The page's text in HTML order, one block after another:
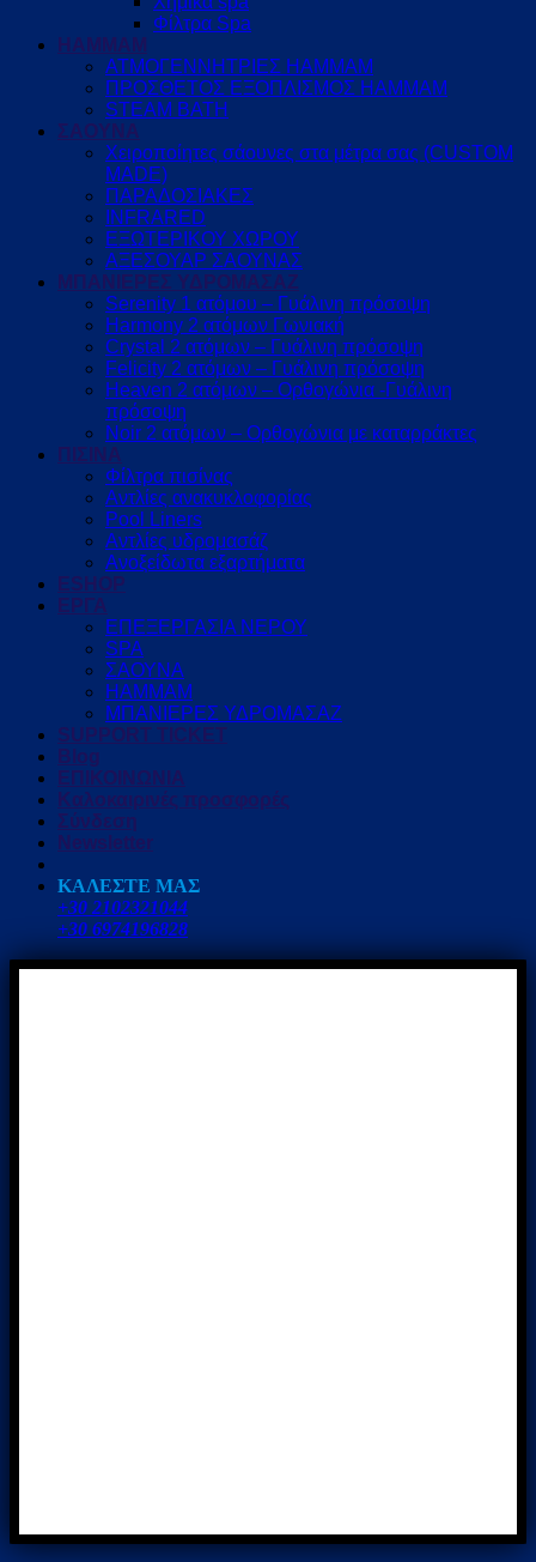
Φίλτρα Spa
HAMMAM
ΑΤΜΟΓΕΝΝΗΤΡΙΕΣ HAMMAM
ΠΡΟΣΘΕΤΟΣ ΕΞΟΠΛΙΣΜΟΣ HAMMAM
STEAM BATH
ΣΑΟΥΝΑ
Χειροποίητες σάουνες στα μέτρα σας (CUSTOM
MADE)
ΠΑΡΑΔΟΣΙΑΚΕΣ
INFRARED
ΕΞΩΤΕΡΙΚΟΥ ΧΩΡΟΥ
ΑΞΕΣΟΥΑΡ ΣΑΟΥΝΑΣ
ΜΠΑΝΙΕΡΕΣ ΥΔΡΟΜΑΣΑΖ
Serenity 1 ατόμου – Γυάλινη πρόσοψη
Harmony 2 ατόμων Γωνιακή
Crystal 2 ατόμων – Γυάλινη πρόσοψη
Felicity 2 ατόμων – Γυάλινη πρόσοψη
Heaven 2 ατόμων – Ορθογώνια -Γυάλινη
πρόσοψη
Noir 2 ατόμων – Ορθογώνια με καταρράκτες
ΠΙΣΙΝΑ
Φίλτρα πισίνας
Αντλίες ανακυκλοφορίας
Pool Liners
Αντλίες υδρομασάζ
Ανοξείδωτα εξαρτήματα
ESHOP
ΕΡΓΑ
ΕΠΕΞΕΡΓΑΣΙΑ ΝΕΡΟΥ
SPA
ΣΑΟΥΝΑ
HAMMAM
ΜΠΑΝΙΕΡΕΣ ΥΔΡΟΜΑΣΑΖ
SUPPORT TICKET
Blog
ΕΠΙΚΟΙΝΩΝΙΑ
Καλοκαιρινές προσφορές
Σύνδεση
Newsletter
ΚΑΛΕΣΤΕ ΜΑΣ
+30 2102321044
+30 6974196828